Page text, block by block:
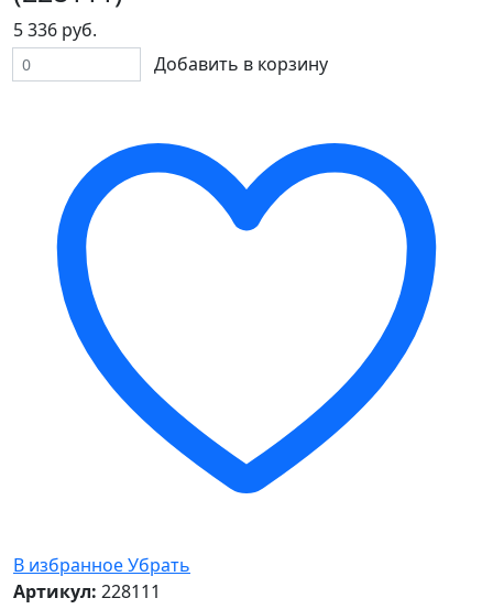
5 336 руб.
Добавить в корзину
В избранноеУбрать
Артикул: 228111